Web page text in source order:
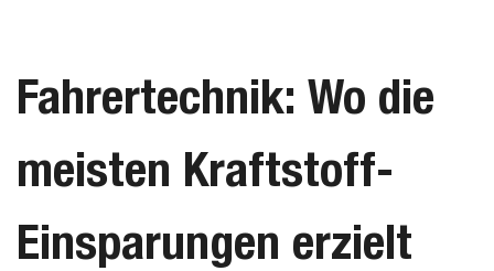
Fahrertechnik: Wo die
meisten Kraftstoff-
Einsparungen erzielt